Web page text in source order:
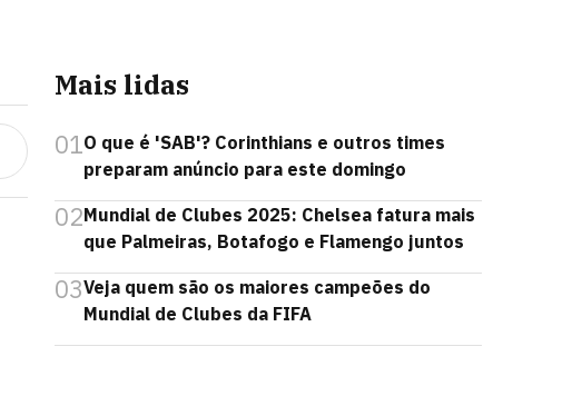
Mais lidas
01O que é 'SAB'? Corinthians e outros times
preparam anúncio para este domingo
02Mundial de Clubes 2025: Chelsea fatura mais
que Palmeiras, Botafogo e Flamengo juntos
03Veja quem são os maiores campeões do
Mundial de Clubes da FIFA